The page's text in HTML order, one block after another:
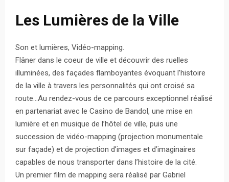
Les Lumières de la Ville
Son et lumières, Vidéo-mapping.
Flâner dans le coeur de ville et découvrir des ruelles
illuminées, des façades flamboyantes évoquant l’histoire
de la ville à travers les personnalités qui ont croisé sa
route…Au rendez-vous de ce parcours exceptionnel réalisé
en partenariat avec le Casino de Bandol, une mise en
lumière et en musique de l’hôtel de ville, puis une
succession de vidéo-mapping (projection monumentale
sur façade) et de projection d’images et d’imaginaires
capables de nous transporter dans l’histoire de la cité.
Un premier film de mapping sera réalisé par Gabriel